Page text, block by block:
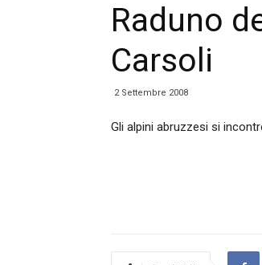
Raduno
Carsoli
2 Settembre 2008
Gli alpini abruzzesi si